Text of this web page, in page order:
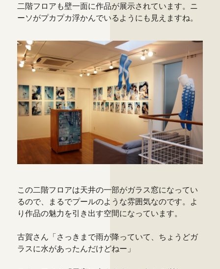
二階フロアも壁一面に作品が展示されています。ニ
ーソがプカプカ浮かんでいるようにも見えますね。
この二階フロアは天井の一部がガラス窓になってい
るので、まるでプールのような雰囲気なのです。よ
り作品の魅力を引き出す空間になっています。
古賀さん「さっきまで雨が降っていて、ちょうどガ
ラスに水があったんだけどねー」